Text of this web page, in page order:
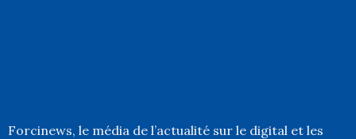
Forcinews, le média de l’actualité sur le digital et les